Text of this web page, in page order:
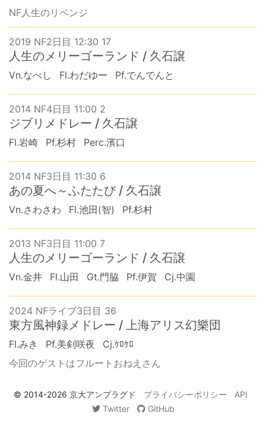
NF人生のリベンジ
2019 NF2日目 12:30 17
人生のメリーゴーランド / 久石譲
Vn.なべし Fl.わだゆー Pf.でんでんと
2014 NF4日目 11:00 2
ジブリメドレー / 久石譲
Fl.岩崎 Pf.杉村 Perc.濱口
2014 NF3日目 11:30 6
あの夏へ～ふたたび / 久石譲
Vn.さわさわ Fl.池田(智) Pf.杉村
2013 NF3日目 11:00 7
人生のメリーゴーランド / 久石譲
Vn.金井 Fl.山田 Gt.門脇 Pf.伊賀 Cj.中園
2024 NFライブ3日目 36
東方風神録メドレー / 上海アリス幻樂団
Fl.みき Pf.美剣咲夜
Cj.ｹﾛｹﾛ
今回のゲストはフルートおねえさん
© 2014-2026 京大アンプラグド プライバシーポリシー
API
Twitter
GitHub